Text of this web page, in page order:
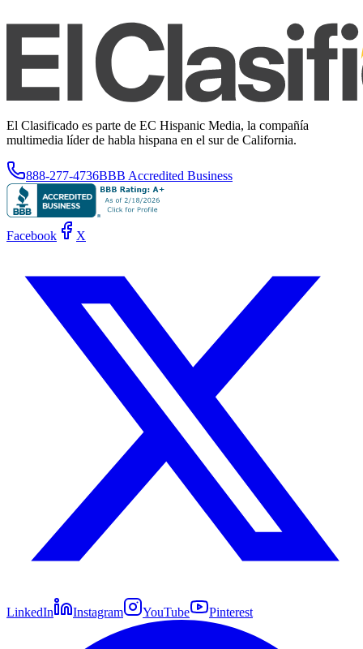
El Clasificado es parte de EC Hispanic Media, la compañía
multimedia líder de habla hispana en el sur de California.
888-277-4736BBB Accredited Business
Facebook X
LinkedIn Instagram YouTube Pinterest